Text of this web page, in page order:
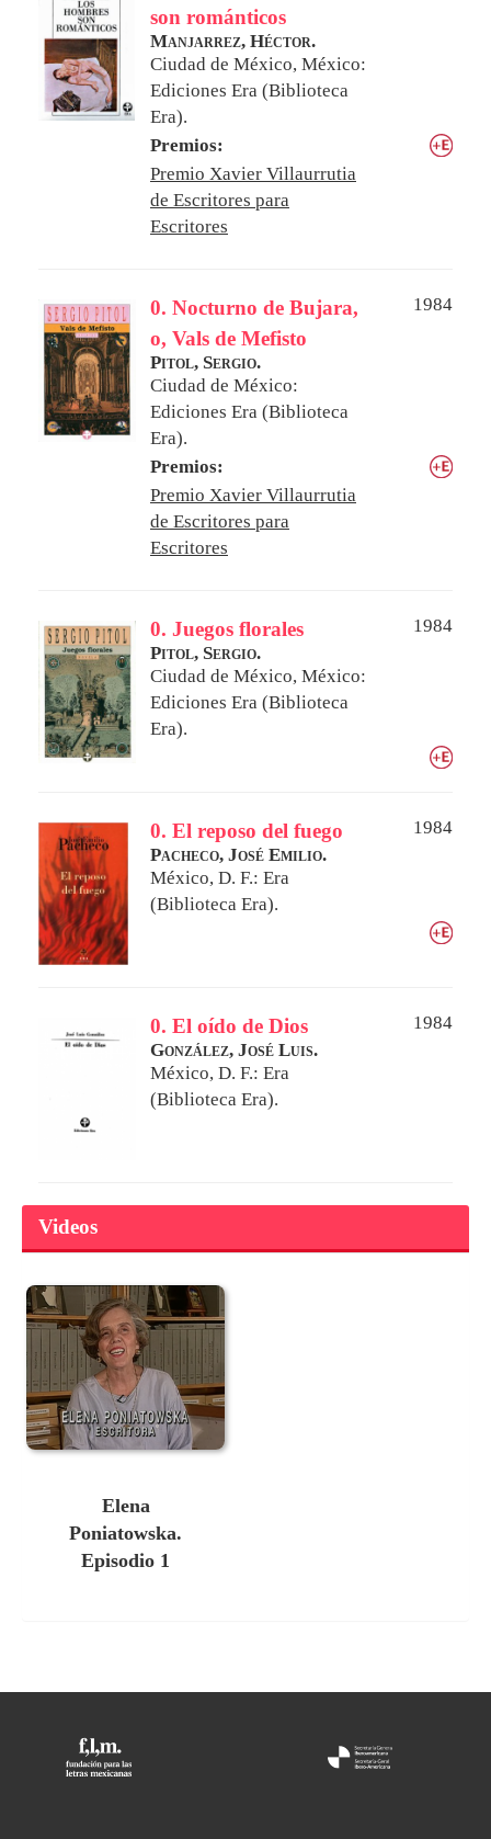
son románticos
Manjarrez, Héctor.
Ciudad de México, México:
Ediciones Era (Biblioteca
Era).
Premios:
Premio Xavier Villaurrutia
de Escritores para
Escritores
0. Nocturno de Bujara,
o, Vals de Mefisto
1984
Pitol, Sergio.
Ciudad de México:
Ediciones Era (Biblioteca
Era).
Premios:
Premio Xavier Villaurrutia
de Escritores para
Escritores
0. Juegos florales
1984
Pitol, Sergio.
Ciudad de México, México:
Ediciones Era (Biblioteca
Era).
0. El reposo del fuego
1984
Pacheco, José Emilio.
México, D. F.: Era
(Biblioteca Era).
0. El oído de Dios
1984
González, José Luis.
México, D. F.: Era
(Biblioteca Era).
Videos
Elena
Poniatowska.
Episodio 1